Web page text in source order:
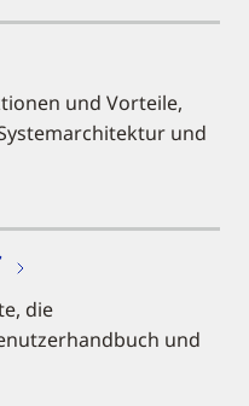
und Vorteile,
und
die
und